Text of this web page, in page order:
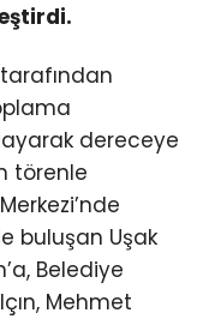
dereceye
törenle
buluşan Uşak
Belediye
Mehmet